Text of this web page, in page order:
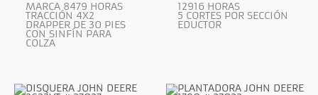
MARCA 8479 HORAS
TRACCIÓN 4X2
DRAPPER DE 30 PIES
CON SINFÍN PARA
COLZA
12916 HORAS
5 CORTES POR SECCIÓN
EDUCTOR